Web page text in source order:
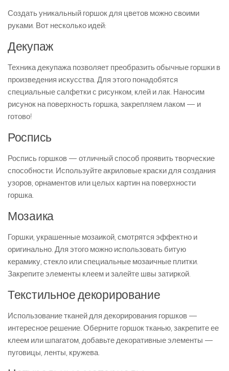
Создать уникальный горшок для цветов можно своими
руками. Вот несколько идей:
Декупаж
Техника декупажа позволяет преобразить обычные горшки в
произведения искусства. Для этого понадобятся
специальные салфетки с рисунком, клей и лак. Наносим
рисунок на поверхность горшка, закрепляем лаком — и
готово!
Роспись
Роспись горшков — отличный способ проявить творческие
способности. Используйте акриловые краски для создания
узоров, орнаментов или целых картин на поверхности
горшка.
Мозаика
Горшки, украшенные мозаикой, смотрятся эффектно и
оригинально. Для этого можно использовать битую
керамику, стекло или специальные мозаичные плитки.
Закрепите элементы клеем и залейте швы затиркой.
Текстильное декорирование
Использование тканей для декорирования горшков —
интересное решение. Оберните горшок тканью, закрепите ее
клеем или шпагатом, добавьте декоративные элементы —
пуговицы, ленты, кружева.